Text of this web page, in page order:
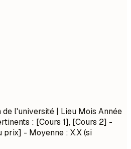
de l'université | Lieu Mois Année
: [Cours 1], [Cours 2] -
- Moyenne : X.X (si